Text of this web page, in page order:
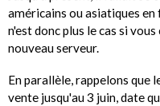
américains ou asiatiques
n'est donc plus le cas si
nouveau serveur.
En parallèle, rappelons que
vente jusqu'au 3 juin, date